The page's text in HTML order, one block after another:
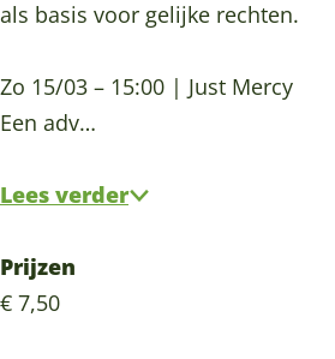
als basis voor gelijke rechten.
Zo 15/03 – 15:00 | Just Mercy
Een adv…
Lees verder
Prijzen
€ 7,50